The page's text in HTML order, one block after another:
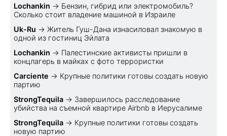
Lochankin → Бензин, гибрид или электромобиль?
Cколько стоит владение машиной в Израиле
Uk-Ru → Житель Гуш-Дана изнасиловал знакомую в
одной из гостиниц Эйлата
Lochankin → Палестинские активисты пришли в
концлагерь в майках с фото террористки
Carciente → Крупные политики готовы создать новую
партию
StrongTequila → Завершилось расследование
убийства на съемной квартире Airbnb в Иерусалиме
StrongTequila → Крупные политики готовы создать
новую партию